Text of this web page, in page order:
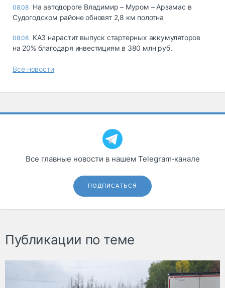
08.08 На автодороге Владимир – Муром – Арзамас в
Судогодском районе обновят 2,8 км полотна
08.08 КАЗ нарастит выпуск стартерных аккумуляторов
на 20% благодаря инвестициям в 380 млн руб.
Все новости
Все главные новости в нашем Telegram‑канале
ПОДПИСАТЬСЯ
Публикации по теме